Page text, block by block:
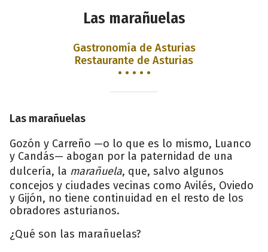
Las marañuelas
Gastronomía de Asturias
Restaurante de Asturias
• • • • •
Las marañuelas
Gozón y Carreño —o lo que es lo mismo, Luanco
y Candás— abogan por la paternidad de una
dulcería, la marañuela, que, salvo algunos
concejos y ciudades vecinas como Avilés, Oviedo
y Gijón, no tiene continuidad en el resto de los
obradores asturianos.
¿Qué son las marañuelas?